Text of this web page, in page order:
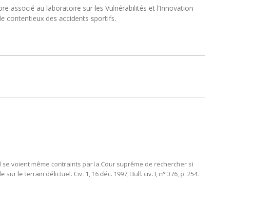
associé au laboratoire sur les Vulnérabilités et l’Innovation
contentieux des accidents sportifs.
se voient même contraints par la Cour suprême de rechercher si
le terrain délictuel. Civ. 1, 16 déc. 1997, Bull. civ. I, n° 376, p. 254.